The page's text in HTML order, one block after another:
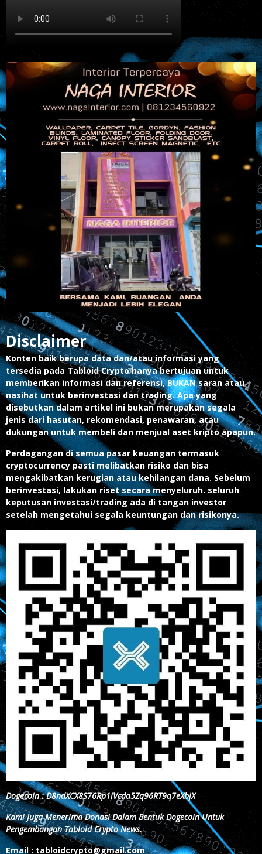
Disclaimer
Konten baik berupa data dan/atau informasi yang
tersedia pada Tabloid Crypto hanya bertujuan untuk
memberikan informasi dan referensi, BUKAN saran atau
nasihat untuk berinvestasi dan trading. Apa yang
disebutkan dalam artikel ini bukan merupakan segala
jenis dari hasutan, rekomendasi, penawaran, atau
dukungan untuk membeli dan menjual aset kripto apapun.
Perdagangan di semua pasar keuangan termasuk
cryptocurrency pasti melibatkan risiko dan bisa
mengakibatkan kerugian atau kehilangan dana. Sebelum
berinvestasi, lakukan riset secara menyeluruh. seluruh
keputusan investasi/trading ada di tangan investor
setelah mengetahui segala keuntungan dan risikonya.
Dogecoin : D8ndXCX8S76Rp1iVcda5Zq96RT9q7eXbjX
Kami Juga Menerima Donasi Dalam Bentuk Dogecoin Untuk
Pengembangan Tabloid Crypto News.
Email : tabloidcrypto@gmail.com